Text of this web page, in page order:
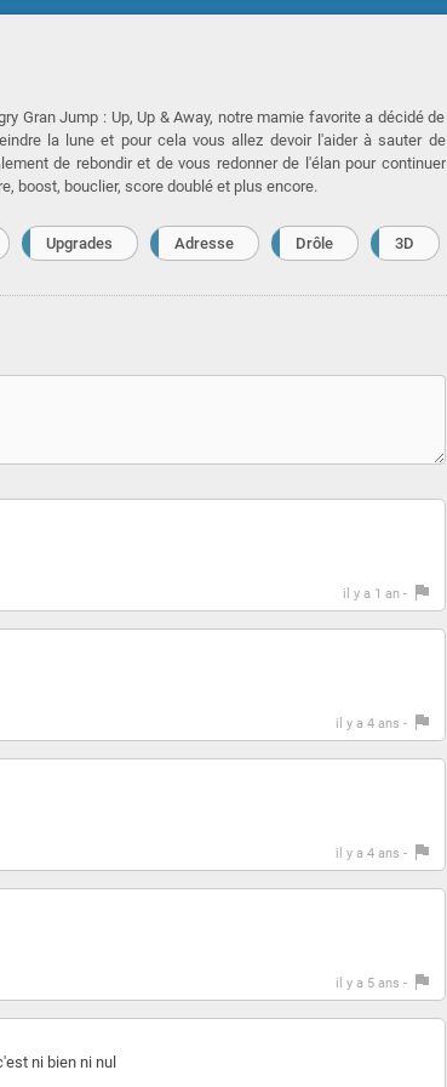
Gran Jump : Up, Up & Away, notre mamie favorite a décidé de
la lune et pour cela vous allez devoir l'aider à sauter de
de rebondir et de vous redonner de l'élan pour continuer
boost, bouclier, score doublé et plus encore.
Upgrades Adresse Drôle 3D
il y a 1 an -
il y a 4 ans -
il y a 4 ans -
il y a 5 ans -
ni bien ni nul